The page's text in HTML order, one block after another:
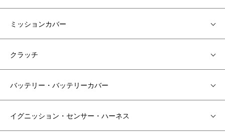
ミッションカバー
クラッチ
バッテリー・バッテリーカバー
イグニッション・センサー・ハーネス